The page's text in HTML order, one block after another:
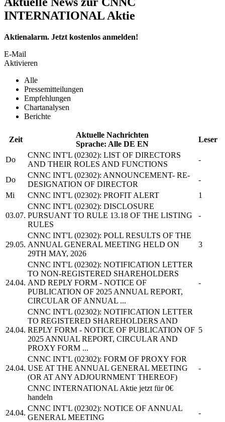
INTERNATIONAL Aktie
Aktienalarm. Jetzt kostenlos anmelden!
E-Mail
Aktivieren
Alle
Pressemitteilungen
Empfehlungen
Chartanalysen
Berichte
Zeit
Aktuelle Nachrichten
Sprache: Alle DE EN
Leser
Do
CNNC INT'L (02302): LIST OF DIRECTORS
AND THEIR ROLES AND FUNCTIONS
-
Do
CNNC INT'L (02302): ANNOUNCEMENT- RE-
DESIGNATION OF DIRECTOR
-
Mi
CNNC INT'L (02302): PROFIT ALERT 1
03.07.
CNNC INT'L (02302): DISCLOSURE
PURSUANT TO RULE 13.18 OF THE LISTING
RULES
-
29.05.
CNNC INT'L (02302): POLL RESULTS OF THE
ANNUAL GENERAL MEETING HELD ON
29TH MAY, 2026
3
24.04.
CNNC INT'L (02302): NOTIFICATION LETTER
TO NON-REGISTERED SHAREHOLDERS
AND REPLY FORM - NOTICE OF
PUBLICATION OF 2025 ANNUAL REPORT,
CIRCULAR OF ANNUAL ...
-
24.04.
CNNC INT'L (02302): NOTIFICATION LETTER
TO REGISTERED SHAREHOLDERS AND
REPLY FORM - NOTICE OF PUBLICATION OF
2025 ANNUAL REPORT, CIRCULAR AND
PROXY FORM ...
5
24.04.
CNNC INT'L (02302): FORM OF PROXY FOR
USE AT THE ANNUAL GENERAL MEETING
(OR AT ANY ADJOURNMENT THEREOF)
-
CNNC INTERNATIONAL Aktie jetzt für 0€
handeln
24.04.
CNNC INT'L (02302): NOTICE OF ANNUAL
GENERAL MEETING
-